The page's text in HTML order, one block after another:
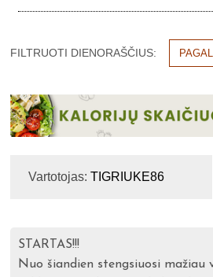
FILTRUOTI DIENORAŠČIUS:
Vartotojas:TIGRIUKE86
STARTAS!!!
Nuo šiandien stengsiuosi mažiau